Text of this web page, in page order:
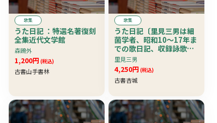
歌集
うた日記 ：特選名著復刻
全集近代文学館
森鴎外
1,200円 (税込)
古書山手書林
歌集
うた日記〔里見三男は細
菌学者、昭和10〜17年ま
での歌日記、収録詠歌か
らみると「白浜療養所」
所長兼任か？、交流のあ
った医師研究者の消息伝
える詠歌含〕 珍資料
里見三男
4,250円 (税込)
古書杏城